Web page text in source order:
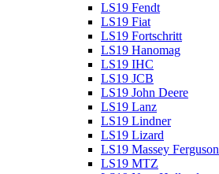
LS19 Fendt
LS19 Fiat
LS19 Fortschritt
LS19 Hanomag
LS19 IHC
LS19 JCB
LS19 John Deere
LS19 Lanz
LS19 Lindner
LS19 Lizard
LS19 Massey Ferguson
LS19 MTZ